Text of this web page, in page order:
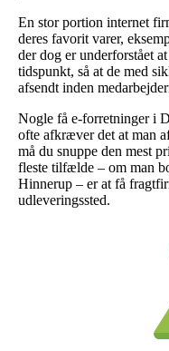
En stor portion internet
deres favorit varer,
der dog er underforstået
tidspunkt, så at de med
afsendt inden
Nogle få e-forretninger i
ofte afkræver det at man
må du snuppe den mest
fleste tilfælde – om man
Hinnerup – er at få
udleveringssted.